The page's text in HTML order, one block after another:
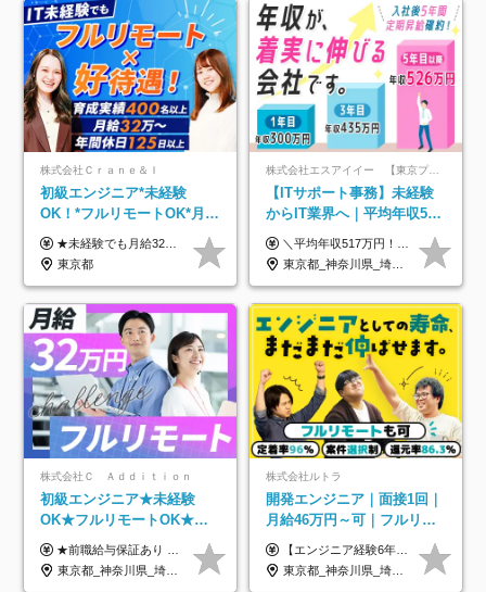
株式会社Ｃｒａｎｅ＆Ｉ
初級エンジニア*未経験
OK！*フルリモートOK*月給
32万～*残業月9.8h*1ヶ月の
研修*資格取得率100％
★未経験でも月給32万円スタート★ 月収32万円～35万円＋各種手当（資格手当だけで毎月15万の上乗せ実績あり！） ★資格手当豊富！1資格につき最大3万円支給 ★功績手当の導入で、毎月のお給与に上乗せで最大10万円支給している社員も！ ★1回の昇級で年収数十万UPも可 ★ゆくゆくは年収1000万以上も目指せる 年俸384万円～1,162万8,000円（12分割） ※経験・スキルを考慮の上決定します ※上記金額には固定残業代（月30h分・60,800円～66,500円）を含みます ※超過分は別途全額支給します ※試用期間2ヶ月間あり（その他待遇に差異はありません）
東京都
株式会社エスアイイー 【東京プロマーケット上場】
【ITサポート事務】未経験
からIT業界へ｜平均年収517
万円｜ホワイト企業認定｜
年休134日｜リモートOK
＼平均年収517万円！入社5年目まで毎年必ず昇給／ ■賞与年3回 ■年収800万円以上も可 ■入社3年以上の平均年収469.2万円 月給23万2000円以上＋賞与年3回＋各種手当 ☆入社5年目まで最大1万5000円の定期昇給を確約 ┃各種手当充実 ・規定の資格を取得すれば、2000円～5万円を毎月支給（2万4000円～60万円／年） ・研修中に取得した取得率95％の資格でも研修後の給料UP ※月給は年齢・経験・能力を考慮して、優遇いたします ※上記月給金額は固定残業代（20時間/3万1300円円以上）を含み、超過分は別途支給いたします ※試用期間（6ヶ月）は月給に変動はありますが、その他待遇に差異はありません ├入社後1ヶ月～3ヶ月間は、月給20万1900円となります └上記金額は固定残業代（10時間／1万6000円）を含み、超過分は別途支給いたします
東京都_神奈川県_埼玉県_千葉県_大阪府_愛知県_北海道_青森県_岩手県_宮城県_秋田県_山形県_福島県_茨城県_栃木県_群馬県_新潟県_山梨県_長野県_富山県_石川県_福井県_静岡県_岐阜県_三重県_兵庫県_京都府_滋賀県_奈良県_和歌山県_広島県_岡山県_鳥取県_島根県_山口県_徳島県_香川県_愛媛県_高知県_福岡県_熊本県_佐賀県_長崎県_大分県_宮崎県_鹿児島県_沖縄県
株式会社Ｃ Ａｄｄｉｔｉｏｎ
初級エンジニア★未経験
OK★フルリモートOK★月
給32万円～★残業月10h＆
年休120日以上★副業可
★前職給与保証あり ★月給32万円以上＋インセンティブあり 月給32万円以上＋インセンティブ＋各種手当 ※上記には固定残業代（月30時間・44,400円～）を含みます ※超過分は別途支給します ※試用期間はございません ★＼成果＝あなたの収入／★ 【1】案件単価ー8万円＝あなたの給与 参画したプロジェクトの案件単価から 一律8万円引いた金額があなたの給与です！ （月給例） ■1人称での構築・小規模な詳細設計 案件単価55万円ー8万円＝月給47万円（還元率85.5%） ■大型案件の設計・構築やプロジェクト管理 案件単価90万円ー8万円＝月給82万円（還元率91.1%） ‥‥‥‥‥‥‥‥‥‥‥‥‥‥‥‥‥‥ 【2】月給の他にも豊富なインセンティブあり 全員が月3～13万円のインセンティブをゲットしています！ ≪インセンティブ制度≫ 稼働している現場で増員・交代が発生し、 当社の人員を配属が決定した際に支給。 ◇C Addition正社員が参画 ：実粗利の10%／毎月 ◇協力会社所属の社員が参画：実粗利の30%／毎月 ≪リファラル制度≫ あなたの知り合いが当社のメンバーになった際に、 毎月1人あたり2万円支給します◎ ‥‥‥‥‥‥‥‥‥‥‥‥‥‥‥‥‥‥
東京都_神奈川県_埼玉県_千葉県_大阪府_愛知県_北海道_青森県_岩手県_宮城県_秋田県_山形県_福島県_茨城県_栃木県_群馬県_新潟県_山梨県_長野県_富山県_石川県_福井県_静岡県_岐阜県_三重県_兵庫県_京都府_滋賀県_奈良県_和歌山県_広島県_岡山県_鳥取県_島根県_山口県_徳島県_香川県_愛媛県_高知県_福岡県_熊本県_佐賀県_長崎県_大分県_宮崎県_鹿児島県_沖縄県
株式会社ルトラ
開発エンジニア｜面接1回｜
月給46万円～可｜フルリモ
ートも可｜案件選択制｜定
着率96％以上｜副業OK｜住
宅手当
【エンジニア経験6年以上の方】 月給46万円～100万円（固定残業代含む） ※上記月給には月30時間分の固定残業代（月8万7,400円～月19万円）を含む。超過分は全額支給。 【エンジニア経験4年以上の方】 月給42万円～100万円（固定残業代含む） ※上記月給には月30時間分の固定残業代（月7万9,800円～月19万円）を含む。超過分は全額支給。 【エンジニア経験4年未満の方】 月給38万円～100万円（固定残業代含む） ※上記月給には月30時間分の固定残業代（月7万2,200円～月19万円）を含む。超過分は全額支給。 ※経験、スキル、前職給与などを踏まえて決定。 ◆ルトラの給与制度のポイント！◆ ・社員の95%が入社時に年収UP！最高で300万円UPの実績も ・平均還元率86.3%（交通費・住宅手当・会社負担分の社保も含む） ・人柄やポテンシャルを評価し、スキル以上の希望年収を提示することも ・退職金制度やリファラル手当（平均50万円）あり
東京都_神奈川県_埼玉県_千葉県_大阪府_愛知県_北海道_青森県_岩手県_宮城県_秋田県_山形県_福島県_茨城県_栃木県_群馬県_新潟県_山梨県_長野県_富山県_石川県_福井県_静岡県_岐阜県_三重県_兵庫県_京都府_滋賀県_奈良県_和歌山県_広島県_岡山県_鳥取県_島根県_山口県_徳島県_香川県_愛媛県_高知県_福岡県_熊本県_佐賀県_長崎県_大分県_宮崎県_鹿児島県_沖縄県